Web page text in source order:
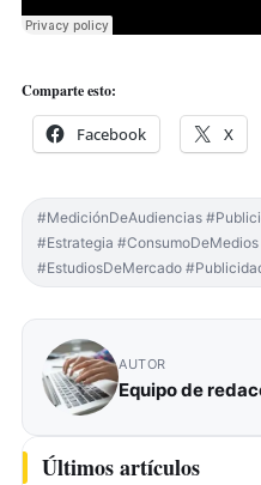
Comparte esto:
Facebook X
#MediciónDeAudiencias
#Estrategia
#EstudiosDeMercado
AUTOR
Equipo de
Últimos artículos